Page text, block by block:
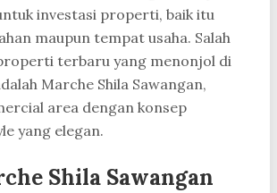
investasi properti, baik itu
maupun tempat usaha. Salah
terbaru yang menonjol di
Marche Shila Sawangan,
area dengan konsep
yang elegan.
Shila Sawangan